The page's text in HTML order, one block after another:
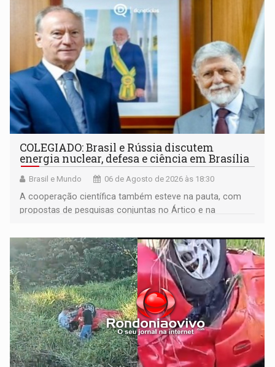
COLEGIADO: Brasil e Rússia discutem
energia nuclear, defesa e ciência em Brasília
Brasil e Mundo 06 de Agosto de 2026 às 18:30
A cooperação científica também esteve na pauta, com
propostas de pesquisas conjuntas no Ártico e na